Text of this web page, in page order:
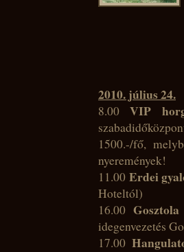
2010. július 24.
8.00VIP
1500.-/fő,
nyeremények!
11.00 Erdei
Hoteltól)
16.00
idegenvezetés
17.00